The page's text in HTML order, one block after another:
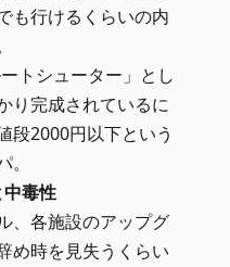
も行けるくらいの内
トシューター」とし
り完成されているに
段2000円以下という
毒性
、各施設のアップグ
め時を見失うくらい